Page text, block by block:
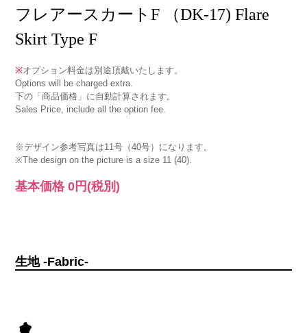
フレアースカートF （DK-17) Flare
Skirt Type F
※オプション料金は別途頂戴いたします。
Options will be charged extra.
下の「商品価格」に自動計算されます。
Sales Price, include all the option fee.
※デザイン参考写真は11号（40号）になります。
※The design on the picture is a size 11 (40).
基本価格0円 (税別)
生地 -Fabric-